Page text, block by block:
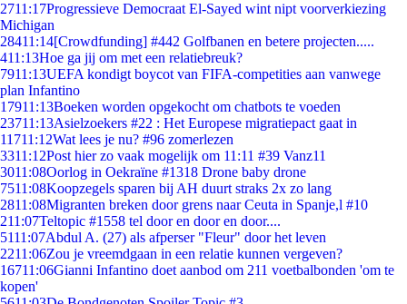
2711:17Progressieve Democraat El-Sayed wint nipt voorverkiezing
Michigan
28411:14[Crowdfunding] #442 Golfbanen en betere projecten.....
411:13Hoe ga jij om met een relatiebreuk?
7911:13UEFA kondigt boycot van FIFA-competities aan vanwege
plan Infantino
17911:13Boeken worden opgekocht om chatbots te voeden
23711:13Asielzoekers #22 : Het Europese migratiepact gaat in
11711:12Wat lees je nu? #96 zomerlezen
3311:12Post hier zo vaak mogelijk om 11:11 #39 Vanz11
3011:08Oorlog in Oekraïne #1318 Drone baby drone
7511:08Koopzegels sparen bij AH duurt straks 2x zo lang
2811:08Migranten breken door grens naar Ceuta in Spanje,l #10
211:07Teltopic #1558 tel door en door en door....
5111:07Abdul A. (27) als afperser "Fleur" door het leven
2211:06Zou je vreemdgaan in een relatie kunnen vergeven?
16711:06Gianni Infantino doet aanbod om 211 voetbalbonden 'om te
kopen'